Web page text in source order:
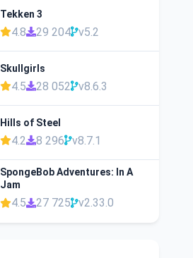
Tekken 3
4.8 29 204 v5.2
Skullgirls
4.5 28 052 v8.6.3
Hills of Steel
4.2 8 296 v8.7.1
SpongeBob Adventures: In A
Jam
4.5 27 725 v2.33.0